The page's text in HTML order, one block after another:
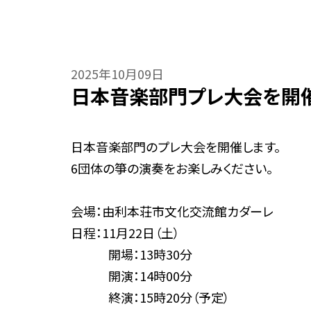
2025年10月09日
日本音楽部門プレ大会を開
日本音楽部門のプレ大会を開催します。
6団体の箏の演奏をお楽しみください。
会場：由利本荘市文化交流館カダーレ
日程：11月22日（土）
開場：13時30分
開演：14時00分
終演：15時20分（予定）